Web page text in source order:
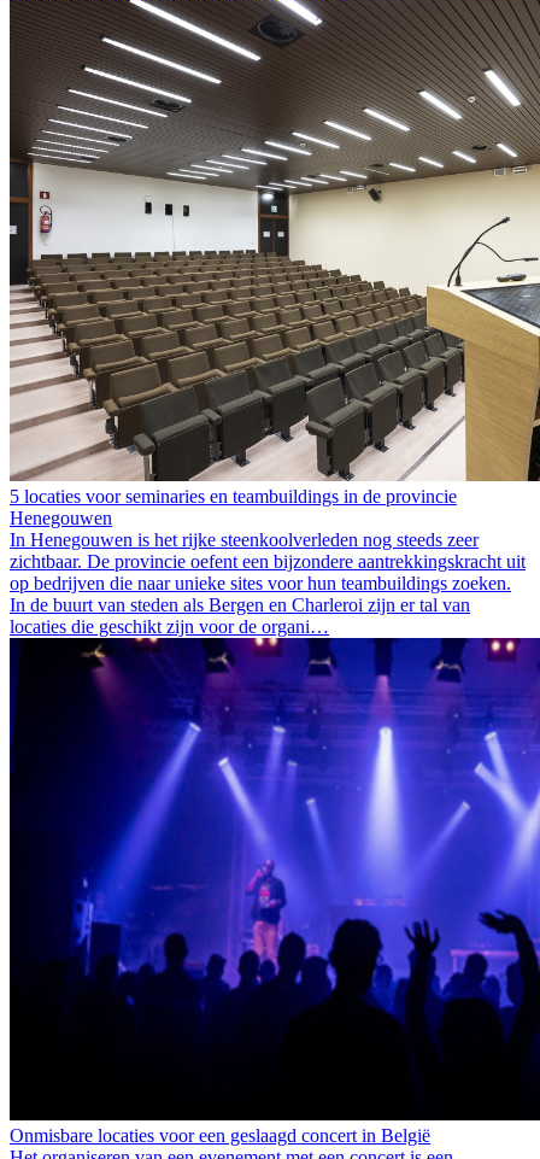
5 locaties voor seminaries en teambuildings in de provincie
Henegouwen
In Henegouwen is het rijke steenkoolverleden nog steeds zeer
zichtbaar. De provincie oefent een bijzondere aantrekkingskracht uit
op bedrijven die naar unieke sites voor hun teambuildings zoeken.
In de buurt van steden als Bergen en Charleroi zijn er tal van
locaties die geschikt zijn voor de organi…
Onmisbare locaties voor een geslaagd concert in België